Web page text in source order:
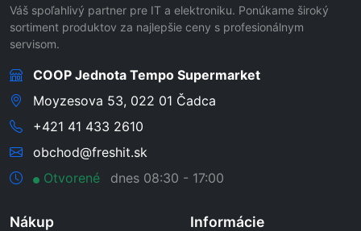
Váš spoľahlivý partner pre IT a elektroniku. Ponúkame široký
sortiment produktov za najlepšie ceny s profesionálnym
servisom.
COOP Jednota Tempo Supermarket
Moyzesova 53, 022 01 Čadca
+421 41 433 2610
obchod@freshit.sk
Otvorené
dnes 08:30 - 17:00
Nákup Informácie